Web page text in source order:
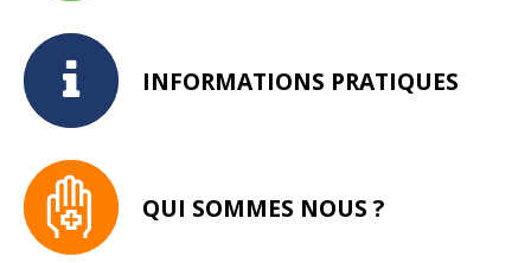
INFORMATIONS PRATIQUES
QUI SOMMES NOUS ?